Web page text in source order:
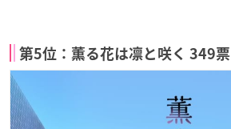
第5位：薫る花は凛と咲く 349票